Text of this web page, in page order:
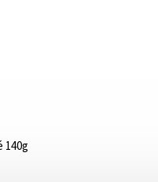
140g